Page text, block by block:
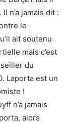
n’a jamais dit :
le
ait soutenu
mais c’est
du
Laporta est un
!
n’a jamais
alors